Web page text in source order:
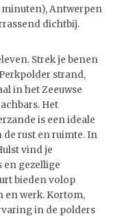
minuten), Antwerpen
dichtbij.
Strek je benen
strand,
in het Zeeuwse
Het
is een ideale
rust en ruimte. In
vind je
en gezellige
bieden volop
en werk. Kortom,
in de polders